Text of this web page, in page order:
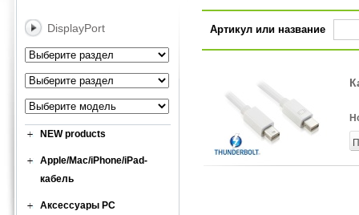
DisplayPort
NEW products
Apple/Mac/iPhone/iPad-
кабель
Аксессуары PC
Артикул или название